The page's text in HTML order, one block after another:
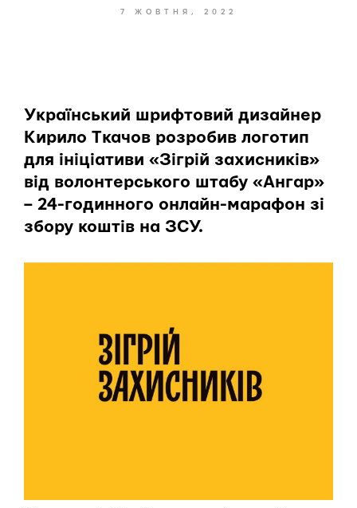
7 ЖОВТНЯ, 2022
Український шрифтовий дизайнер
Кирило Ткачов розробив логотип
для ініціативи «Зігрій захисників»
від волонтерського штабу «Ангар»
– 24-годинного онлайн-марафон зі
збору коштів на ЗСУ.